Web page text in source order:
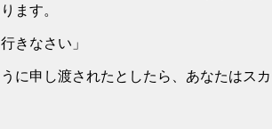
ます。
きなさい」
に申し渡されたとしたら、あなたはス